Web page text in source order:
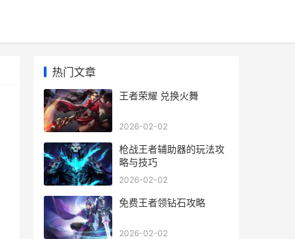
热门文章
王者荣耀 兑换火舞
2026-02-02
枪战王者辅助器的玩法攻
略与技巧
2026-02-02
免费王者领钻石攻略
2026-02-02